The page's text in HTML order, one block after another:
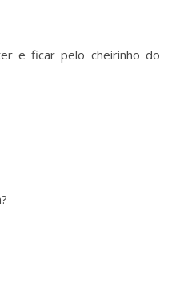
e ficar pelo cheirinho do